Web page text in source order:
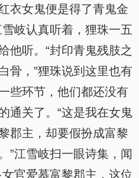
女鬼便是得了青鬼金
岐认真听着，狸珠一五
他听。“封印青鬼残肢之
骨，”狸珠说到这里也有
些环节，他们都还没有
通关了。“这是我在女鬼
郡主，却要假扮成富黎
江雪岐扫一眼诗集，闻
官爱慕富黎郡主，这位